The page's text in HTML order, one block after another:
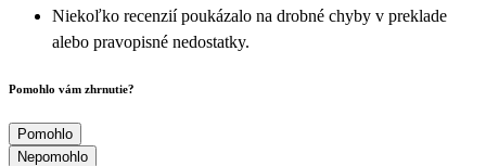
Niekoľko recenzií poukázalo na drobné chyby v preklade
alebo pravopisné nedostatky.
Pomohlo vám zhrnutie?
Pomohlo
Nepomohlo